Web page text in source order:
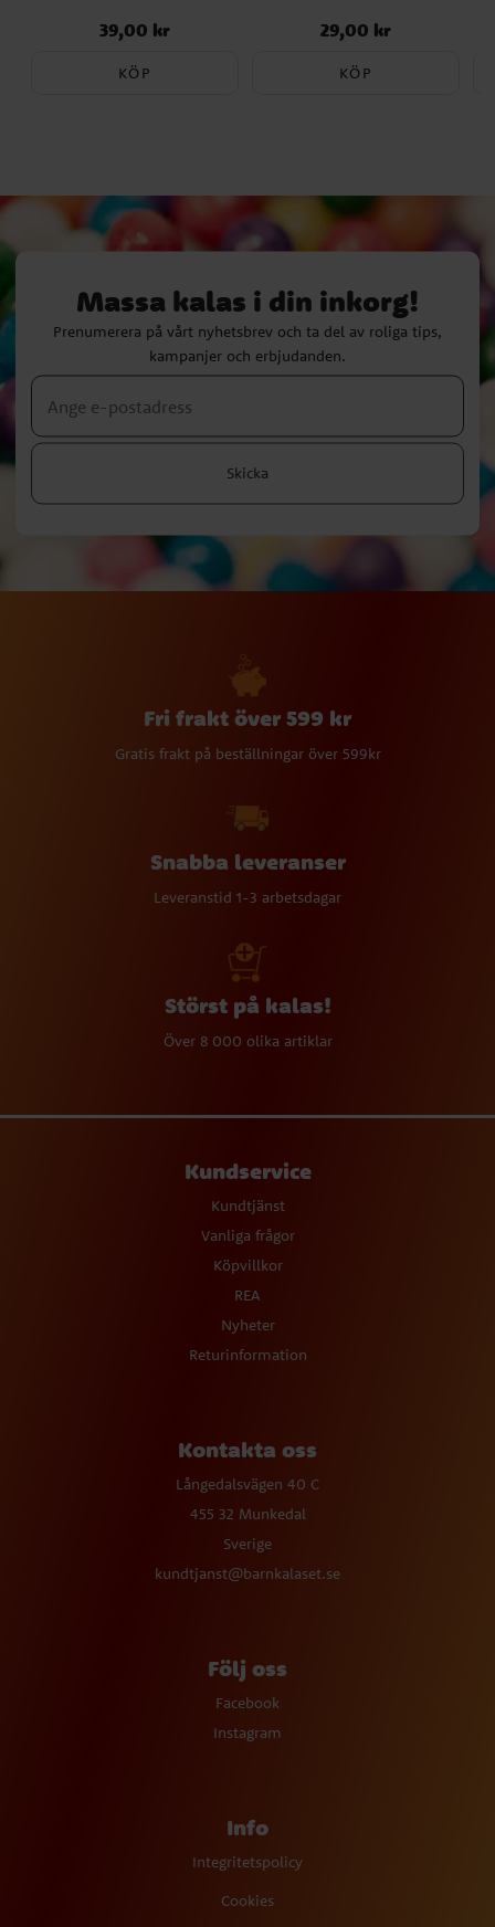
Pris:39,00 kr
39,00 kr
KÖP
Pris:29,00 kr
29,00 kr
KÖP
Massa kalas i din inkorg!
Prenumerera på vårt nyhetsbrev och ta del av roliga tips,
kampanjer och erbjudanden.
Skicka
Fri frakt över 599 kr
Gratis frakt på beställningar över 599kr
Snabba leveranser
Leveranstid 1-3 arbetsdagar
Störst på kalas!
Över 8 000 olika artiklar
Kundservice
Kundtjänst
Vanliga frågor
Köpvillkor
REA
Nyheter
Returinformation
Kontakta oss
Långedalsvägen 40 C
455 32 Munkedal
Sverige
kundtjanst@barnkalaset.se
Följ oss
Facebook
Instagram
Info
Integritetspolicy
Cookies